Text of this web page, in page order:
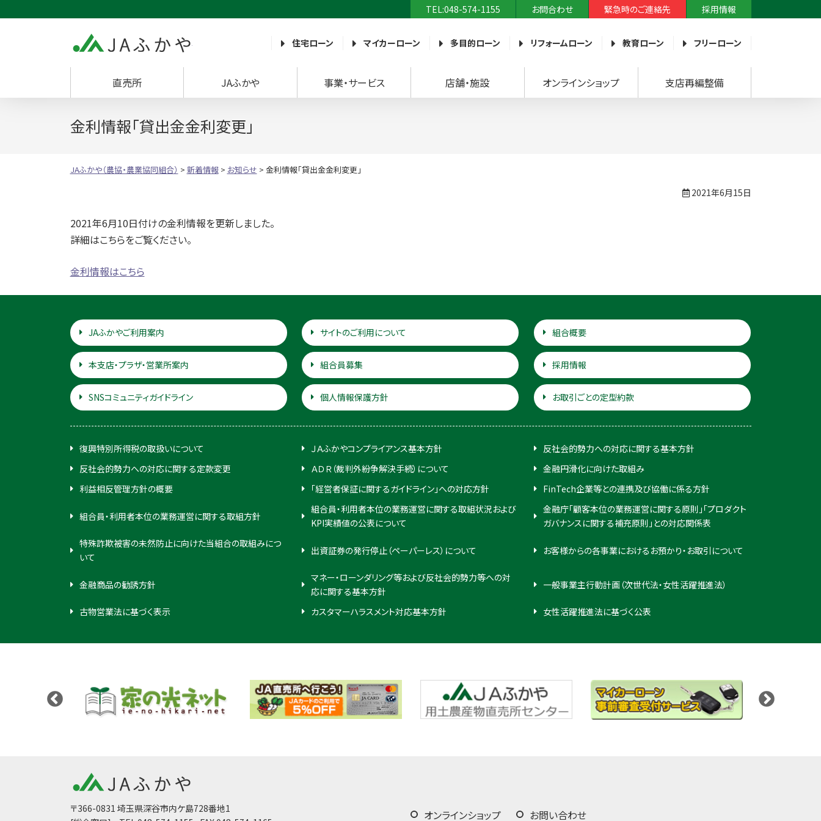
TEL:048-574-1155 お問合わせ 緊急時のご連絡先 採用情報
JAふかや（農協・農業協同組合）
住宅ローン マイカーローン 多目的ローン リフォームローン 教育ローン フリーローン
直売所 JAふかや 事業・サービス 店舗・施設 オンラインショップ 支店再編整備
金利情報「貸出金金利変更」
JAふかや（農協・農業協同組合） > 新着情報> お知らせ > 金利情報「貸出金金利変更」
2021年6月15日
2021年6月10日付けの金利情報を更新しました。
詳細はこちらをご覧ください。
金利情報はこちら
JAふかやご利用案内 サイトのご利用について 組合概要
本支店・プラザ・営業所案内 組合員募集 採用情報
SNSコミュニティガイドライン 個人情報保護方針 お取引ごとの定型約款
復興特別所得税の取扱いについて ＪＡふかやコンプライアンス基本方針
反社会的勢力への対応に関する基本方針
反社会的勢力への対応に関する定款変更
ＡＤＲ（裁判外紛争解決手続）について
金融円滑化に向けた取組み
利益相反管理方針の概要
「経営者保証に関するガイドライン」への対応方針 FinTech企業等との連携及び協働に係る方針
組合員・利用者本位の業務運営に関する取組方針
組合員・利用者本位の業務運営に関する取組状況および
KPI実績値の公表について
金融庁「顧客本位の業務運営に関する原則」「プロダクト
ガバナンスに関する補充原則」との対応関係表
特殊詐欺被害の未然防止に向けた当組合の取組みにつ
いて
出資証券の発行停止（ペーパーレス）について お客様からの各事業におけるお預かり・お取引について
金融商品の勧誘方針
マネー・ローンダリング等および反社会的勢力等への対
応に関する基本方針
一般事業主行動計画（次世代法・女性活躍推進法）
古物営業法に基づく表示 カスタマーハラスメント対応基本方針 女性活躍推進法に基づく公表
〒366-0831 埼玉県深谷市内ケ島728番地1
オンラインショップ お問い合わせ